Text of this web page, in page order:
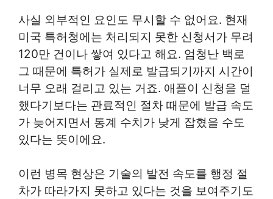
사실 외부적인 요인도 무시할 수 없어요. 현재
미국 특허청에는 처리되지 못한 신청서가 무려
120만 건이나 쌓여 있다고 해요. 엄청난 백로
그 때문에 특허가 실제로 발급되기까지 시간이
너무 오래 걸리고 있는 거죠. 애플이 신청을 덜
했다기보다는 관료적인 절차 때문에 발급 속도
가 늦어지면서 통계 수치가 낮게 잡혔을 수도
있다는 뜻이에요.
이런 병목 현상은 기술의 발전 속도를 행정 절
차가 따라가지 못하고 있다는 것을 보여주기도